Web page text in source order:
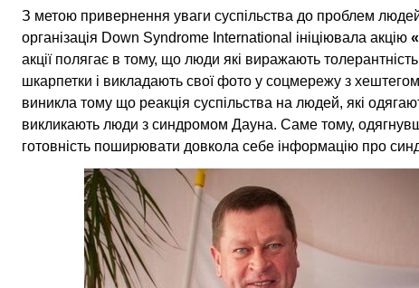
З метою привернення уваги суспільства до проблем
організація Down Syndrome International ініціювала акцію
акції полягає в тому, що люди які виражають
шкарпетки і викладають свої фото у соцмережу з
виникла тому що реакція суспільства на людей, які
викликають люди з синдромом Дауна. Саме тому,
готовність поширювати довкола себе інформацію про